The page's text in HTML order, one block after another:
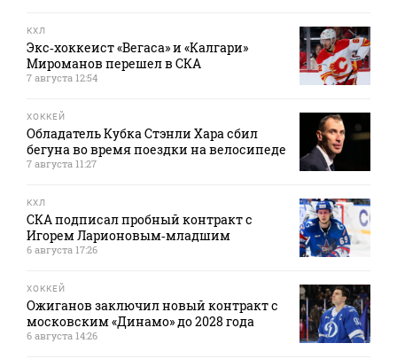
КХЛ
Экс‑хоккеист «Вегаса» и «Калгари»
Мироманов перешел в СКА
7 августа 12:54
ХОККЕЙ
Обладатель Кубка Стэнли Хара сбил
бегуна во время поездки на велосипеде
7 августа 11:27
КХЛ
СКА подписал пробный контракт с
Игорем Ларионовым‑младшим
6 августа 17:26
ХОККЕЙ
Ожиганов заключил новый контракт с
московским «Динамо» до 2028 года
6 августа 14:26